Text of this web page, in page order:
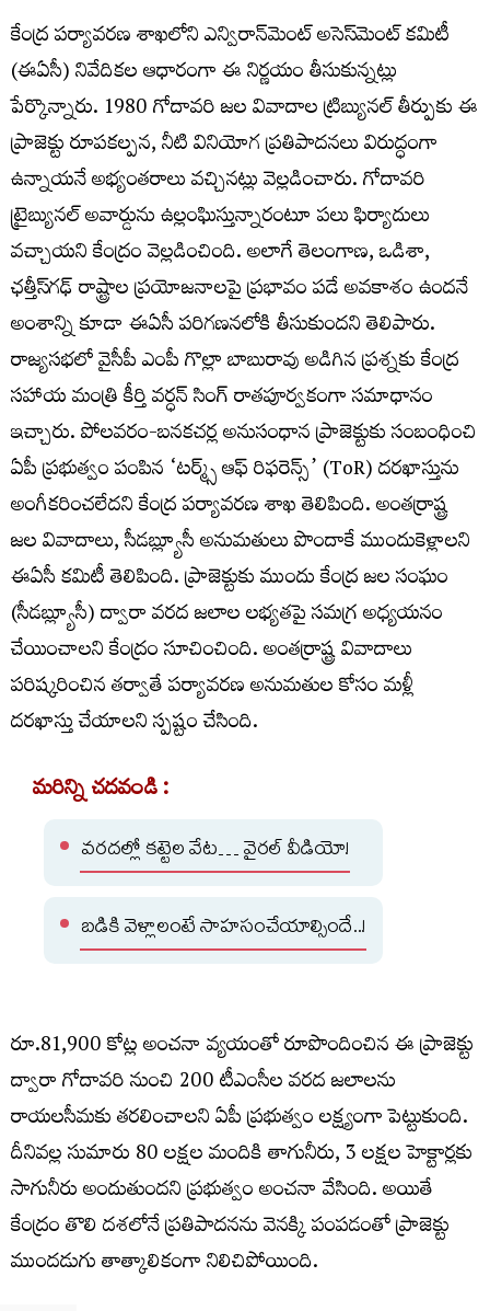
కేంద్ర పర్యావరణ శాఖలోని ఎన్విరాన్‌మెంట్ అసెస్‌మెంట్ కమిటీ
(ఈఏసీ) నివేదికల ఆధారంగా ఈ నిర్ణయం తీసుకున్నట్లు
పేర్కొన్నారు. 1980 గోదావరి జల వివాదాల ట్రిబ్యునల్ తీర్పుకు ఈ
ప్రాజెక్టు రూపకల్పన, నీటి వినియోగ ప్రతిపాదనలు విరుద్ధంగా
ఉన్నాయనే అభ్యంతరాలు వచ్చినట్లు వెల్లడించారు. గోదావరి
ట్రైబ్యునల్ అవార్డును ఉల్లంఘిస్తున్నారంటూ పలు ఫిర్యాదులు
వచ్చాయని కేంద్రం వెల్లడించింది. అలాగే తెలంగాణ, ఒడిశా,
ఛత్తీస్‌గఢ్ రాష్ట్రాల ప్రయోజనాలపై ప్రభావం పడే అవకాశం ఉందనే
అంశాన్ని కూడా ఈఏసీ పరిగణనలోకి తీసుకుందని తెలిపారు.
రాజ్యసభలో వైసీపీ ఎంపీ గొల్లా బాబురావు అడిగిన ప్రశ్నకు కేంద్ర
సహాయ మంత్రి కీర్తి వర్ధన్ సింగ్ రాతపూర్వకంగా సమాధానం
ఇచ్చారు. పోలవరం-బనకచర్ల అనుసంధాన ప్రాజెక్టుకు సంబంధించి
ఏపీ ప్రభుత్వం పంపిన ‘టర్మ్స్ ఆఫ్ రిఫరెన్స్’ (ToR) దరఖాస్తును
అంగీకరించలేదని కేంద్ర పర్యావరణ శాఖ తెలిపింది. అంతర్రాష్ట్ర
జల వివాదాలు, సీడబ్ల్యూసీ అనుమతులు పొందాకే ముందుకెళ్లాలని
ఈఏసీ కమిటీ తెలిపింది. ప్రాజెక్టుకు ముందు కేంద్ర జల సంఘం
(సీడబ్ల్యూసీ) ద్వారా వరద జలాల లభ్యతపై సమగ్ర అధ్యయనం
చేయించాలని కేంద్రం సూచించింది. అంతర్రాష్ట్ర వివాదాలు
పరిష్కరించిన తర్వాతే పర్యావరణ అనుమతుల కోసం మళ్లీ
దరఖాస్తు చేయాలని స్పష్టం చేసింది.
మరిన్ని చదవండి :
వరదల్లో కట్టెల వేట… వైరల్ వీడియో!
బడికి వెళ్లాలంటే సాహసంచేయాల్సిందే..!
రూ.81,900 కోట్ల అంచనా వ్యయంతో రూపొందించిన ఈ ప్రాజెక్టు
ద్వారా గోదావరి నుంచి 200 టీఎంసీల వరద జలాలను
రాయలసీమకు తరలించాలని ఏపీ ప్రభుత్వం లక్ష్యంగా పెట్టుకుంది.
దీనివల్ల సుమారు 80 లక్షల మందికి తాగునీరు, 3 లక్షల హెక్టార్లకు
సాగునీరు అందుతుందని ప్రభుత్వం అంచనా వేసింది. అయితే
కేంద్రం తొలి దశలోనే ప్రతిపాదనను వెనక్కి పంపడంతో ప్రాజెక్టు
ముందడుగు తాత్కాలికంగా నిలిచిపోయింది.